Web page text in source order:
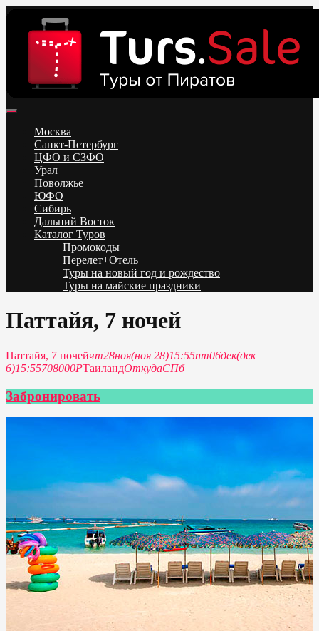
content
Низкие цены на путевки 3-7-10 ночей все включено, отдых на
море. Распродажа экскурсионных и горнолыжных туров.
Обновление каждый день. Официальный сайт Тур Сейл
Москва
Санкт-Петербург
ЦФО и СЗФО
Урал
Поволжье
ЮФО
Сибирь
Дальний Восток
Каталог Туров
Промокоды
Перелет+Отель
Туры на новый год и рождество
Туры на майские праздники
Паттайя, 7 ночей
Паттайя, 7 ночейчт28ноя(ноя 28)15:55пт06дек(дек
6)15:55708000РТаиландОткудаСПб
Забронировать